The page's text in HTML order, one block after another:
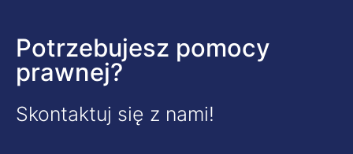
Potrzebujesz pomocy
prawnej?
Skontaktuj się z nami!